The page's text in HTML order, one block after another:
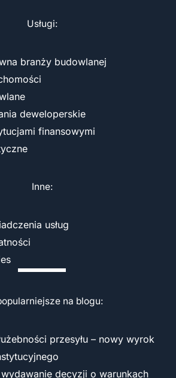
Usługi:
branży budowlanej
deweloperskie
finansowymi
Inne:
usług
na blogu:
przesyłu – nowy wyrok
decyzji o warunkach